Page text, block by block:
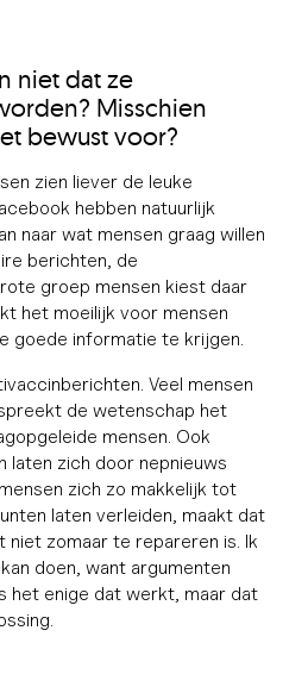
niet dat ze
Misschien
bewust voor?
zien liever de leuke
hebben natuurlijk
naar wat mensen graag willen
berichten, de
groep mensen kiest daar
het moeilijk voor mensen
goede informatie te krijgen.
Veel mensen
de wetenschap het
mensen. Ook
laten zich door nepnieuws
zich zo makkelijk tot
laten verleiden, maakt dat
niet zomaar te repareren is. Ik
doen, want argumenten
het enige dat werkt, maar dat